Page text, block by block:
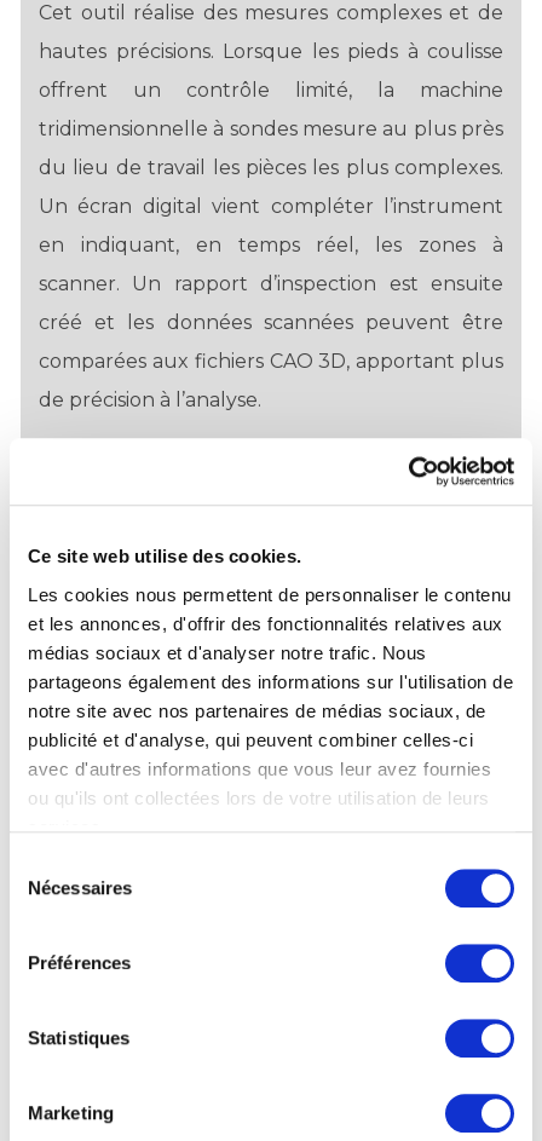
Ce site web utilise des cookies.
Les cookies nous permettent de personnaliser le contenu
et les annonces, d'offrir des fonctionnalités relatives aux
médias sociaux et d'analyser notre trafic. Nous
partageons également des informations sur l'utilisation de
notre site avec nos partenaires de médias sociaux, de
publicité et d'analyse, qui peuvent combiner celles-ci
avec d'autres informations que vous leur avez fournies
ou qu'ils ont collectées lors de votre utilisation de leurs
Nécessaires
Préférences
Statistiques
Marketing
Cet outil réalise des mesures complexes et de
hautes précisions. Lorsque les pieds à coulisse
offrent un contrôle limité, la machine
tridimensionnelle à sondes mesure au plus près
du lieu de travail les pièces les plus complexes.
Un écran digital vient compléter l’instrument
en indiquant, en temps réel, les zones à
scanner. Un rapport d’inspection est ensuite
créé et les données scannées peuvent être
comparées aux fichiers CAO 3D, apportant plus
de précision à l’analyse.
SCANNER 3D PORTABLE
Le scanner 3D est conçu spécialement pour la
numérisation 3D des zones difficiles. Cette
innovation réalise des numérisations 3D de
haute qualité, quel que soit l’environnement
de travail : il est idéal pour la numérisation
atteindre, comme les rainures profondes. Cet
données 3D de la pièce. Il produit ensuite des
informations de distances, le mappage des